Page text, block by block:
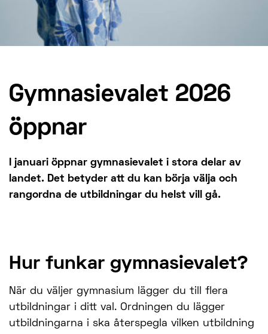
Gymnasievalet 2026
öppnar
I januari öppnar gymnasievalet i stora delar av
landet. Det betyder att du kan börja välja och
rangordna de utbildningar du helst vill gå.
Hur funkar gymnasievalet?
När du väljer gymnasium lägger du till flera
utbildningar i ditt val. Ordningen du lägger
utbildningarna i ska återspegla vilken utbildning